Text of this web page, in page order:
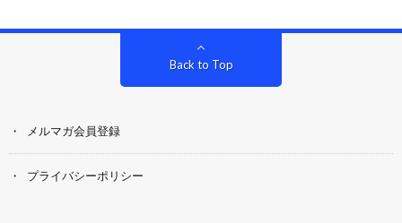
Back to Top
メルマガ会員登録
プライバシーポリシー